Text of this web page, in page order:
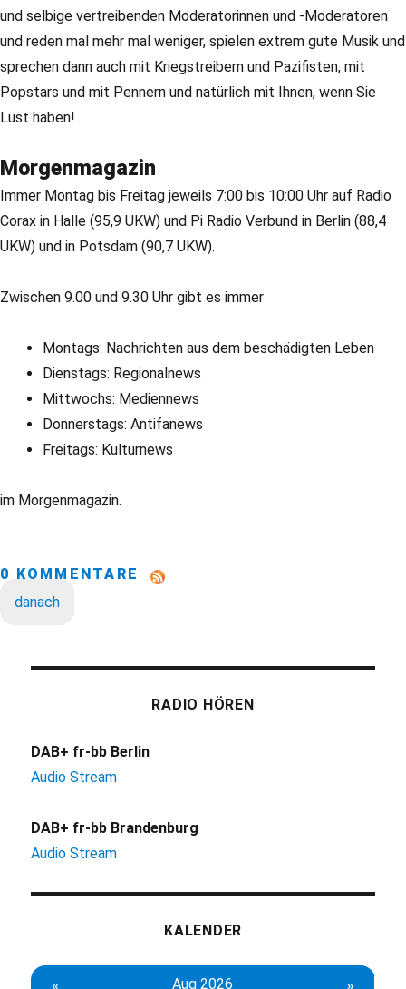
und selbige vertreibenden Moderatorinnen und -Moderatoren
und reden mal mehr mal weniger, spielen extrem gute Musik und
sprechen dann auch mit Kriegstreibern und Pazifisten, mit
Popstars und mit Pennern und natürlich mit Ihnen, wenn Sie
Lust haben!
Morgenmagazin
Immer Montag bis Freitag jeweils 7:00 bis 10:00 Uhr auf Radio
Corax in Halle (95,9 UKW) und Pi Radio Verbund in Berlin (88,4
UKW) und in Potsdam (90,7 UKW).
Zwischen 9.00 und 9.30 Uhr gibt es immer
Montags: Nachrichten aus dem beschädigten Leben
Dienstags: Regionalnews
Mittwochs: Mediennews
Donnerstags: Antifanews
Freitags: Kulturnews
im Morgenmagazin.
0 KOMMENTARE
danach
RADIO HÖREN
DAB+ fr-bb Berlin
Audio Stream
DAB+ fr-bb Brandenburg
Audio Stream
KALENDER
« Aug 2026 »